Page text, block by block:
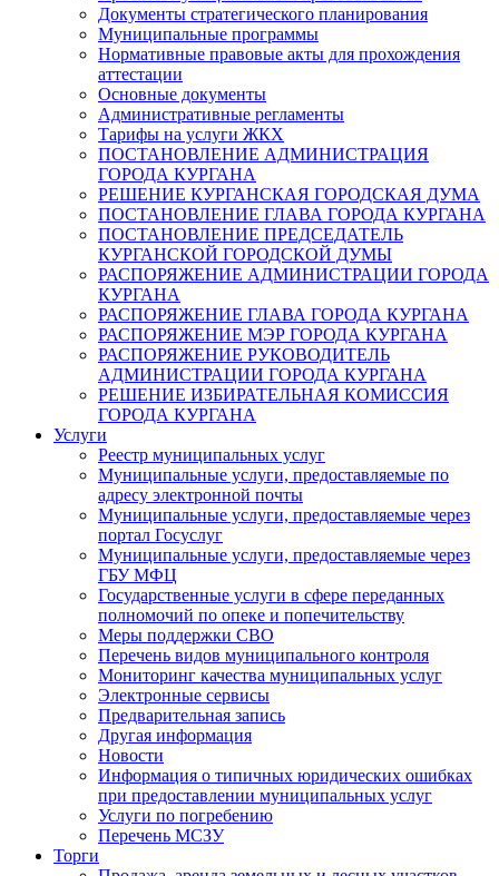
Документы стратегического планирования
Муниципальные программы
Нормативные правовые акты для прохождения
аттестации
Основные документы
Административные регламенты
Тарифы на услуги ЖКХ
ПОСТАНОВЛЕНИЕ АДМИНИСТРАЦИЯ
ГОРОДА КУРГАНА
РЕШЕНИЕ КУРГАНСКАЯ ГОРОДСКАЯ ДУМА
ПОСТАНОВЛЕНИЕ ГЛАВА ГОРОДА КУРГАНА
ПОСТАНОВЛЕНИЕ ПРЕДСЕДАТЕЛЬ
КУРГАНСКОЙ ГОРОДСКОЙ ДУМЫ
РАСПОРЯЖЕНИЕ АДМИНИСТРАЦИИ ГОРОДА
КУРГАНА
РАСПОРЯЖЕНИЕ ГЛАВА ГОРОДА КУРГАНА
РАСПОРЯЖЕНИЕ МЭР ГОРОДА КУРГАНА
РАСПОРЯЖЕНИЕ РУКОВОДИТЕЛЬ
АДМИНИСТРАЦИИ ГОРОДА КУРГАНА
РЕШЕНИЕ ИЗБИРАТЕЛЬНАЯ КОМИССИЯ
ГОРОДА КУРГАНА
Услуги
Реестр муниципальных услуг
Муниципальные услуги, предоставляемые по
адресу электронной почты
Муниципальные услуги, предоставляемые через
портал Госуслуг
Муниципальные услуги, предоставляемые через
ГБУ МФЦ
Государственные услуги в сфере переданных
полномочий по опеке и попечительству
Меры поддержки СВО
Перечень видов муниципального контроля
Мониторинг качества муниципальных услуг
Электронные сервисы
Предварительная запись
Другая информация
Новости
Информация о типичных юридических ошибках
при предоставлении муниципальных услуг
Услуги по погребению
Перечень МСЗУ
Торги